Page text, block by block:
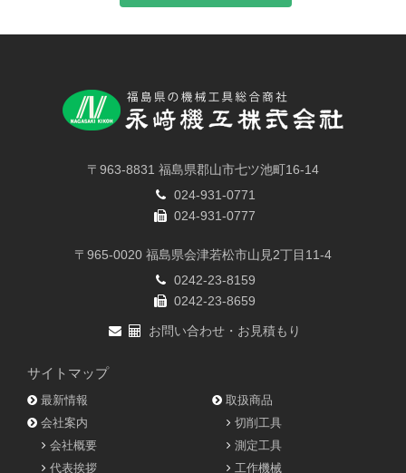
〒963-8831 福島県郡山市七ツ池町16-14
024-931-0771
024-931-0777
〒965-0020 福島県会津若松市山見2丁目11-4
0242-23-8159
0242-23-8659
お問い合わせ・お見積もり
サイトマップ
最新情報
会社案内
会社概要
代表挨拶
取扱商品
切削工具
測定工具
工作機械